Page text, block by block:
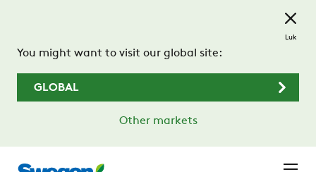
You might want to visit our global site:
GLOBAL
Other markets
Luk